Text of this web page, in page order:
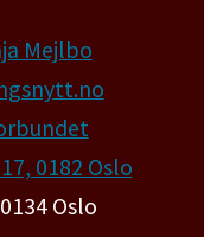
Mejlbo
0182 Oslo
Oslo